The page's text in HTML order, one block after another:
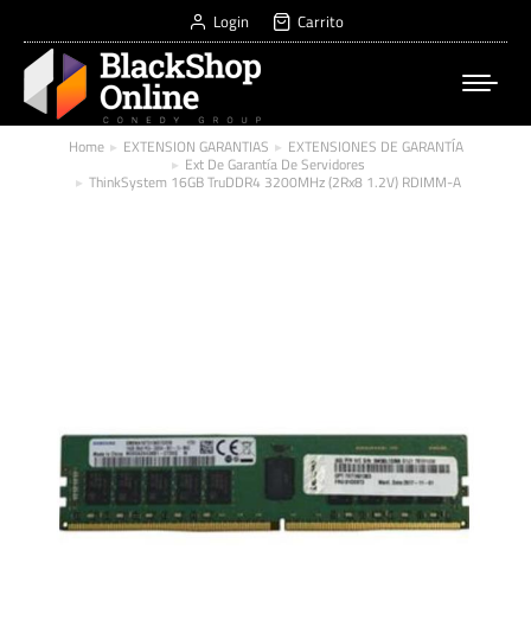
Login Carrito
You are here:
Home EXTENSION GARANTIAS EXTENSIONES DE GARANTÍA
Ext De Garantía De Servidores
ThinkSystem 16GB TruDDR4 3200MHz (2Rx8 1.2V) RDIMM-A